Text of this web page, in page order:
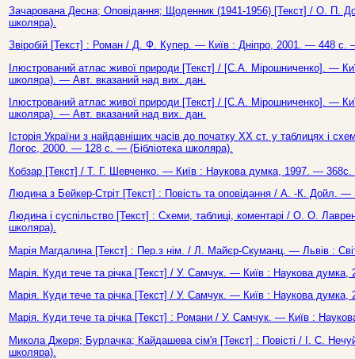
Зачарована Десна; Оповідання; Щоденник (1941-1956) [Текст] / О. П.
школяра).
Звіробій [Текст] : Роман / Д. Ф. Купер. — Київ : Дніпро, 2001. — 448 с.
Ілюстрований атлас живої природи [Текст] / [С.А. Мірошниченко]. —
школяра). — Авт. вказаний над вих. дан.
Ілюстрований атлас живої природи [Текст] / [С.А. Мірошниченко]. —
школяра). — Авт. вказаний над вих. дан.
Історія України з найдавніших часів до початку ХХ ст. у таблицях і
Логос, 2000. — 128 с. — (Бібліотека школяра).
Кобзар [Текст] / Т. Г. Шевченко. — Київ : Наукова думка, 1997. — 368с.
Людина з Бейкер-Стріт [Текст] : Повість та оповідання / А. -К. Дойл.
Людина і суспільство [Текст] : Схеми, таблиці, коментарі / О. О.
школяра).
Марія Магдалина [Текст] : Пер.з нім. / Л. Майєр-Скуманц. — Львів :
Марія. Куди тече та річка [Текст] / У. Самчук. — Київ : Наукова
Марія. Куди тече та річка [Текст] / У. Самчук. — Київ : Наукова
Марія. Куди тече та річка [Текст] : Романи / У. Самчук. — Київ :
Микола Джеря; Бурлачка; Кайдашева сім'я [Текст] : Повісті / І. С.
школяра).